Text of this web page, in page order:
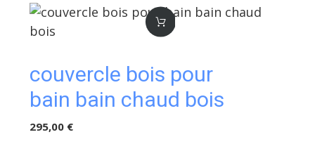
couvercle bois pour
bain bain chaud bois
295,00 €